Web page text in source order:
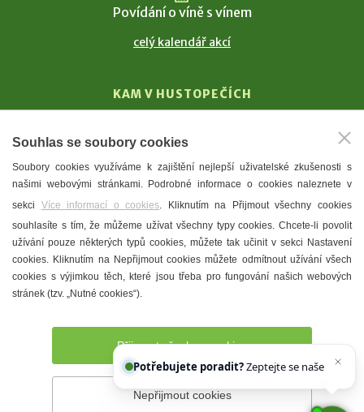
Povídání o víně s vínem
celý kalendář akcí
KAM V HUSTOPEČÍCH
T. G. Masaryk
Mandloně
Ubytování
Restaurace
Městské muzeum a galerie
Denní meníčka
Prohlášení o přístupnosti Správce webu
Souhlas se soubory cookies
Soubory cookies využíváme k zajištění nejlepší uživatelské zkušenosti s
našimi webovými stránkami. Podrobné informace o cookies naleznete v
sekci Více informací o cookies. Kliknutím na Přijmout všechny cookies
souhlasíte s tím, že můžeme užívat všechny typy cookies. Chcete-li povolit
užívání pouze některých typů cookies, můžete tak učinit v sekci Nastavení
cookies. Kliknutím na Nepřijmout cookies můžete odmítnout užívání všech
cookies s výjimkou těch, které jsou třeba pro fungování našich webových
stránek (tzv. „Nutné cookies“).
Přijmout všechny cookies
Nepřijmout cookies
Potřebujete poradit?